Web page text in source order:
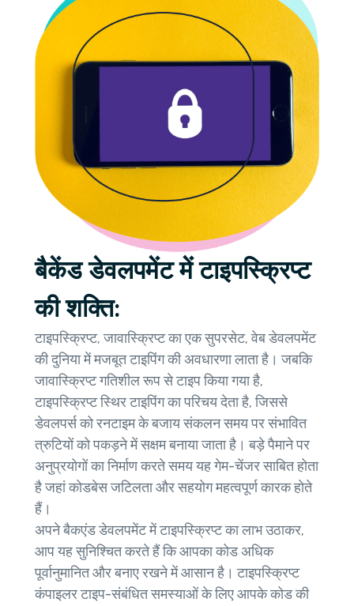
बैकेंड डेवलपमेंट में टाइपस्क्रिप्ट
की शक्ति:
टाइपस्क्रिप्ट, जावास्क्रिप्ट का एक सुपरसेट, वेब डेवलपमेंट
की दुनिया में मजबूत टाइपिंग की अवधारणा लाता है। जबकि
जावास्क्रिप्ट गतिशील रूप से टाइप किया गया है,
टाइपस्क्रिप्ट स्थिर टाइपिंग का परिचय देता है, जिससे
डेवलपर्स को रनटाइम के बजाय संकलन समय पर संभावित
त्रुटियों को पकड़ने में सक्षम बनाया जाता है। बड़े पैमाने पर
अनुप्रयोगों का निर्माण करते समय यह गेम-चेंजर साबित होता
है जहां कोडबेस जटिलता और सहयोग महत्वपूर्ण कारक होते
हैं।
अपने बैकएंड डेवलपमेंट में टाइपस्क्रिप्ट का लाभ उठाकर,
आप यह सुनिश्चित करते हैं कि आपका कोड अधिक
पूर्वानुमानित और बनाए रखने में आसान है। टाइपस्क्रिप्ट
कंपाइलर टाइप-संबंधित समस्याओं के लिए आपके कोड की